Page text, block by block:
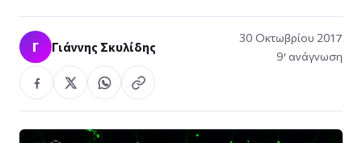
Γ Γιάννης Σκυλίδης
30 Οκτωβρίου 2017
9′ ανάγνωση